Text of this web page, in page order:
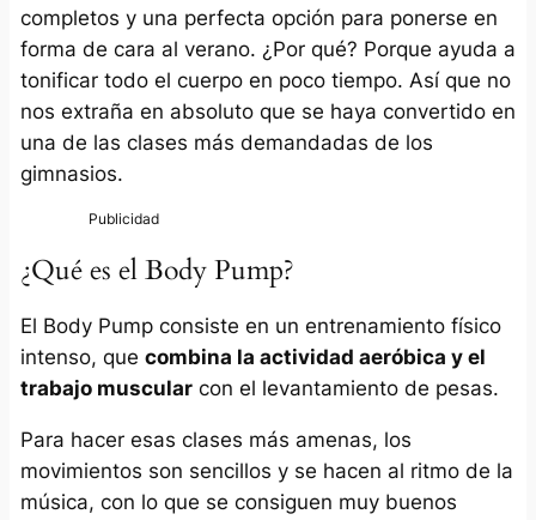
completos y una perfecta opción para ponerse en
forma de cara al verano. ¿Por qué? Porque ayuda a
tonificar todo el cuerpo en poco tiempo. Así que no
nos extraña en absoluto que se haya convertido en
una de las clases más demandadas de los
gimnasios.
¿Qué es el Body Pump?
El Body Pump consiste en un entrenamiento físico
intenso, que combina la actividad aeróbica y el
trabajo muscularcon el levantamiento de pesas.
Para hacer esas clases más amenas, los
movimientos son sencillos y se hacen al ritmo de la
música, con lo que se consiguen muy buenos